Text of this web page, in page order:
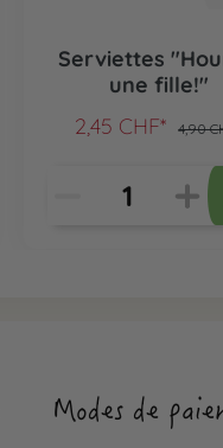
Serviettes
une fille!"
2,45 CHF*
4,90
Modes de